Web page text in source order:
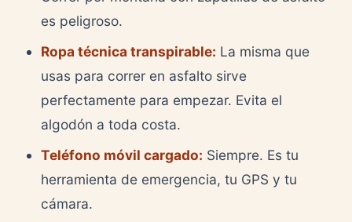
es peligroso.
Ropa técnica transpirable: La misma que
usas para correr en asfalto sirve
perfectamente para empezar. Evita el
algodón a toda costa.
Teléfono móvil cargado: Siempre. Es tu
herramienta de emergencia, tu GPS y tu
cámara.